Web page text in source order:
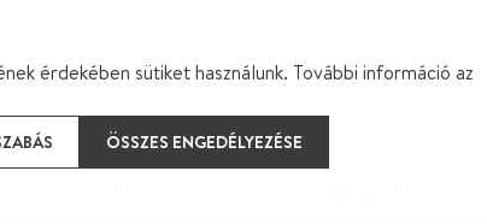
érdekében sütiket használunk. További információ az
ÖSSZES ENGEDÉLYEZÉSE